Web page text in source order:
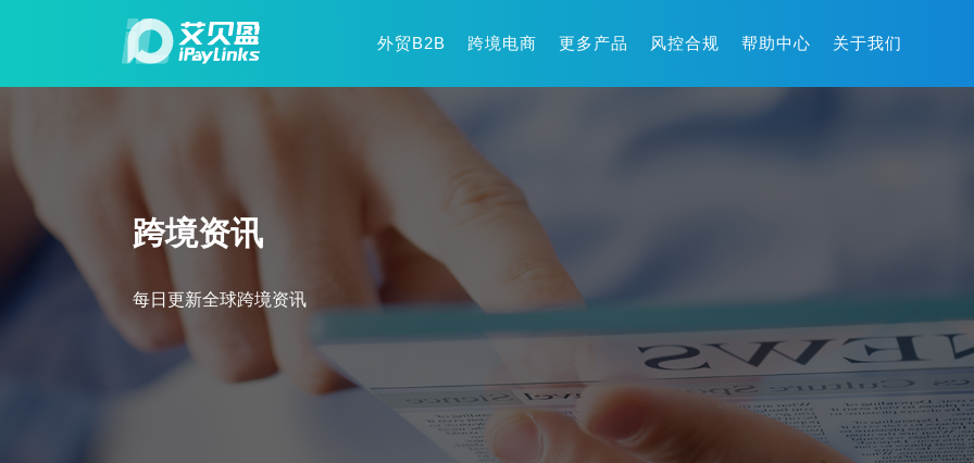
外贸B2B 跨境电商 更多产品 风控合规 帮助中心 关于我们
跨境资讯
每日更新全球跨境资讯